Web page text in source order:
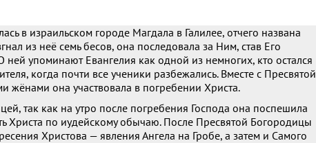
в израильском городе Магдала в Галилее, отчего названа
из неё семь бесов, она последовала за Ним, став Его
упоминают Евангелия как одной из немногих, кто остался
когда почти все ученики разбежались. Вместе с Пресвятой
жёнами она участвовала в погребении Христа.
так как на утро после погребения Господа она поспешила
Христа по иудейскому обычаю. После Пресвятой Богородицы
Христова — явления Ангела на Гробе, а затем и Самого